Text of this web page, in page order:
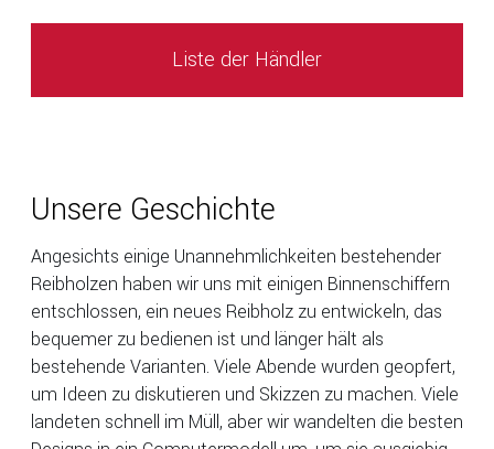
Liste der Händler
Unsere Geschichte
Angesichts einige Unannehmlichkeiten bestehender
Reibholzen haben wir uns mit einigen Binnenschiffern
entschlossen, ein neues Reibholz zu entwickeln, das
bequemer zu bedienen ist und länger hält als
bestehende Varianten. Viele Abende wurden geopfert,
um Ideen zu diskutieren und Skizzen zu machen. Viele
landeten schnell im Müll, aber wir wandelten die besten